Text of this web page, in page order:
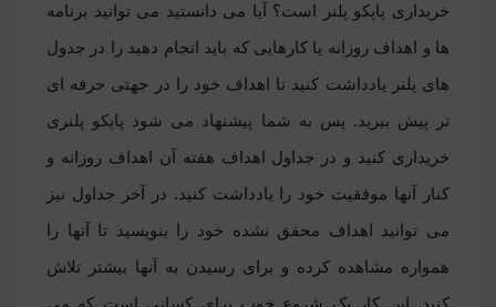
خریداری پاپکو پلنر
است؟ آیا می دانستید می توانید برنامه
ها و اهداف روزانه یا کارهایی که باید انجام دهید را در جدول
های پلنر
یادداشت کنید تا اهداف خود را در جهتی حرفه ای
تر پیش ببرید. پس به شما پیشنهاد می شود پاپکو پلنری
خریداری کنید و در جداول اهداف هفته آن اهداف روزانه و
کنار آنها موفقیت خود را یادداشت کنید. در آخر جداول نیز
می توانید اهداف محقق نشده خود را بنویسید تا آنها را
همواره مشاهده کرده و برای رسیدن به آنها بیشتر تلاش